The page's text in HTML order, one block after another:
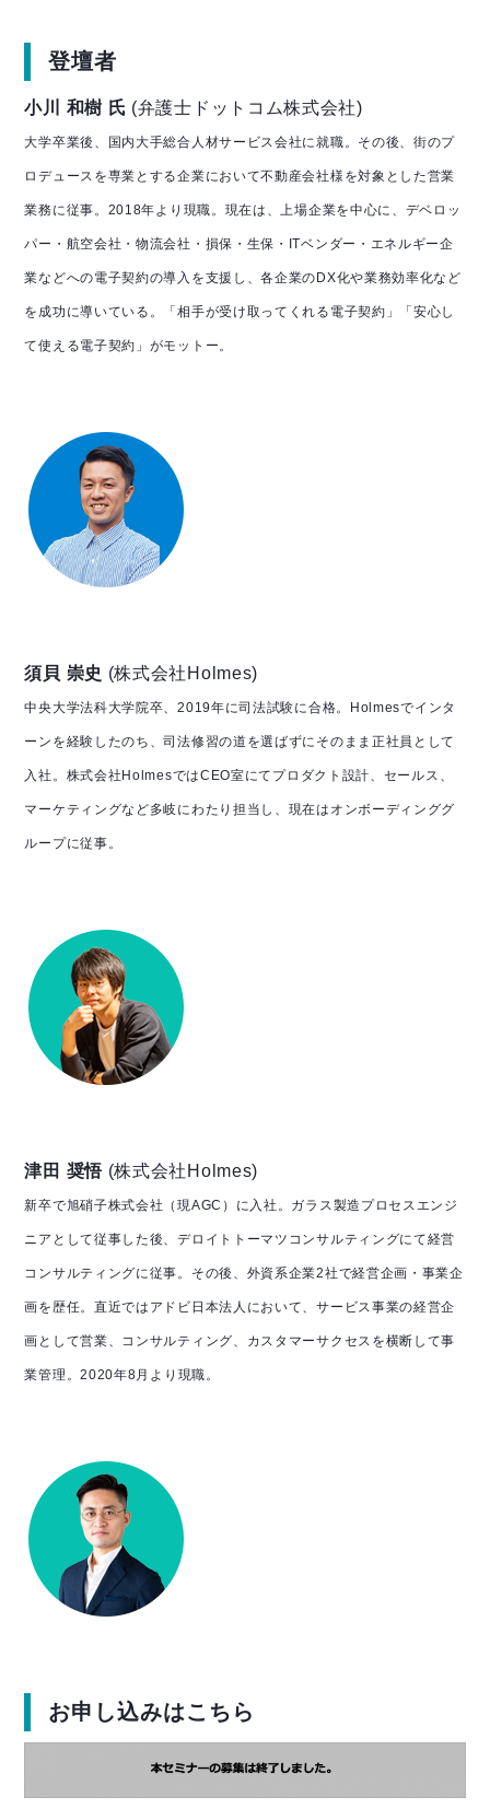
登壇者
小川 和樹 氏 (弁護士ドットコム株式会社)
大学卒業後、国内大手総合人材サービス会社に就職。その後、街のプ
ロデュースを専業とする企業において不動産会社様を対象とした営業
業務に従事。2018年より現職。 現在は、上場企業を中心に、デベロッ
パー・航空会社・物流会社・損保・生保・ITベンダー・エネルギー企
業などへの電子契約の導入を支援し、各企業のDX化や業務効率化など
を成功に導いている。 「相手が受け取ってくれる電子契約」「安心し
て使える電子契約」がモットー。
須貝 崇史 (株式会社Holmes)
中央大学法科大学院卒、2019年に司法試験に合格。Holmesでインタ
ーンを経験したのち、司法修習の道を選ばずにそのまま正社員として
入社。株式会社HolmesではCEO室にてプロダクト設計、セールス、
マーケティングなど多岐にわたり担当し、現在はオンボーディンググ
ループに従事。
津田 奨悟 (株式会社Holmes)
新卒で旭硝子株式会社（現AGC）に入社。 ガラス製造プロセスエンジ
ニアとして従事した後、デロイトトーマツコンサルティングにて経営
コンサルティングに従事。 その後、外資系企業2社で経営企画・事業企
画を歴任。 直近ではアドビ日本法人において、サービス事業の経営企
画として営業、コンサルティング、カスタマーサクセスを横断して事
業管理。2020年8月より現職。
お申し込みはこちら